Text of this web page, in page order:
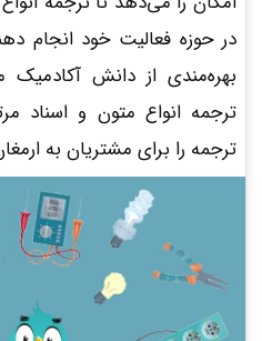
در حوزه فعالیت خود انجام
بهره‌مندی از دانش
ترجمه انواع متون و اسناد
ترجمه را برای مشتریان به